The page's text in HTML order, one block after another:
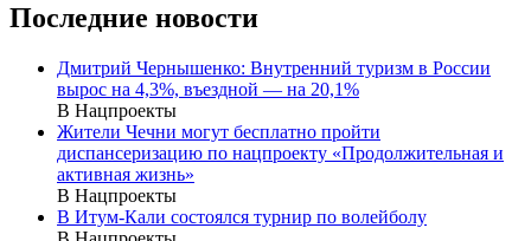
Последние новости
Дмитрий Чернышенко: Внутренний туризм в России
вырос на 4,3%, въездной — на 20,1%
В Нацпроекты
Жители Чечни могут бесплатно пройти
диспансеризацию по нацпроекту «Продолжительная и
активная жизнь»
В Нацпроекты
В Итум-Кали состоялся турнир по волейболу